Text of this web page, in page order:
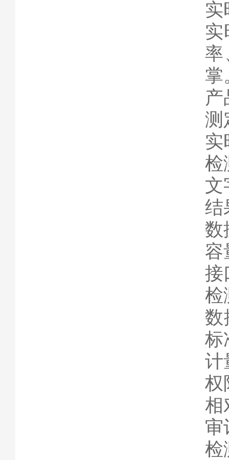
实
率
掌
产
测
实
检
文
结
数
容
接
检
数
标
计
权
相
审
检